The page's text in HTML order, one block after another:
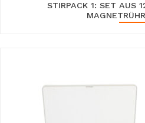
STIRPACK 1: SET AUS